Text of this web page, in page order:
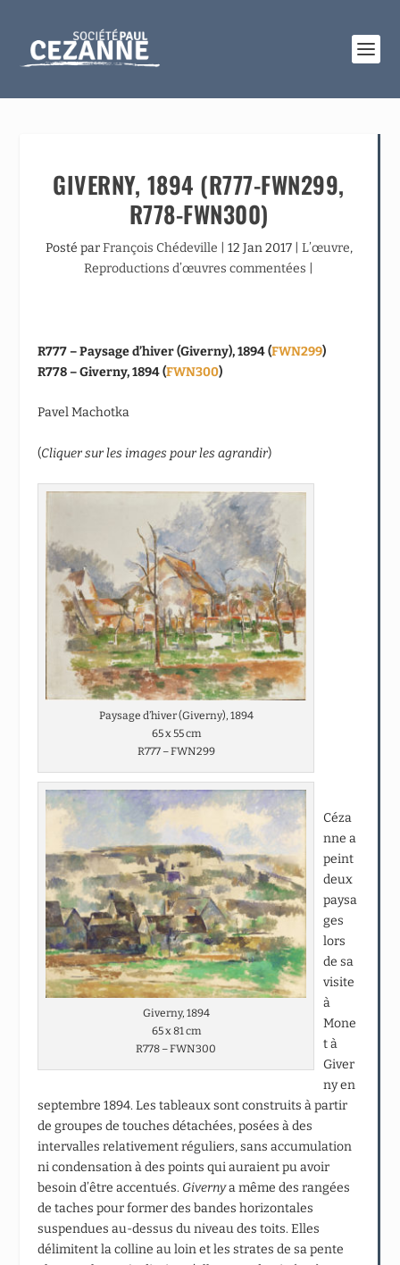
GIVERNY, 1894 (R777-FWN299,
R778-FWN300)
Posté parFrançois Chédeville 12 Jan 2017| L’œuvre,
Reproductions d’œuvres commentées
R777 – Paysage d’hiver (Giverny), 1894 (FWN299)
R778 – Giverny, 1894 (FWN300)
Pavel Machotka
(Cliquer sur les images pour les agrandir)
Paysage d’hiver (Giverny), 1894
65 x 55 cm
R777 – FWN299
Giverny, 1894
65 x 81 cm
R778 – FWN300
Céza
nne a
peint
deux
paysa
ges
lors
de sa
visite
à
Mone
t à
Giver
ny en
septembre 1894. Les tableaux sont construits à partir
de groupes de touches détachées, posées à des
intervalles relativement réguliers, sans accumulation
ni condensation à des points qui auraient pu avoir
besoin d’être accentués. Givernya même des rangées
de taches pour former des bandes horizontales
suspendues au-dessus du niveau des toits. Elles
délimitent la colline au loin et les strates de sa pente